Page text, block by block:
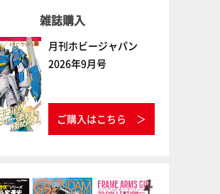
塗料
雑誌購入
月刊ホビージャパン
2026年9月号
ご購入はこちら